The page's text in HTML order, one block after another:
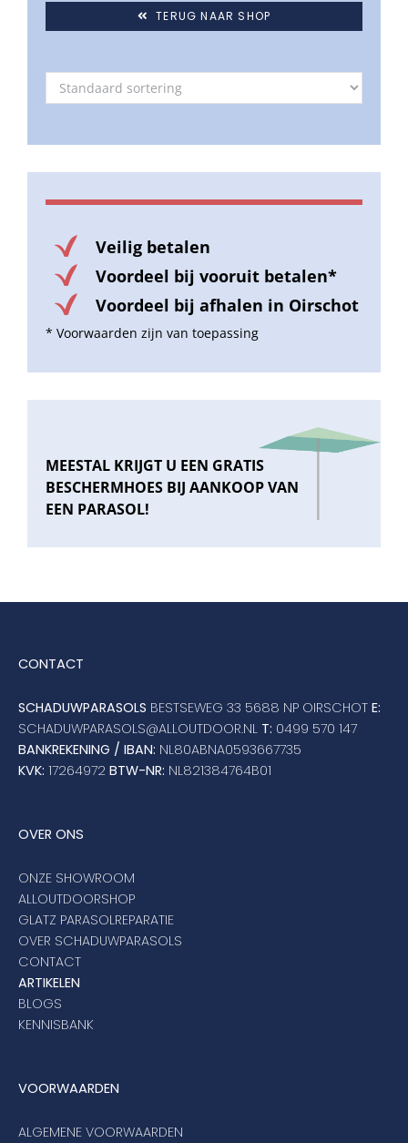
TERUG NAAR SHOP
Veilig betalen
Voordeel bij vooruit betalen*
Voordeel bij afhalen in Oirschot
* Voorwaarden zijn van toepassing
MEESTAL KRIJGT U EEN GRATIS
BESCHERMHOES BIJ AANKOOP VAN
EEN PARASOL!
CONTACT
SCHADUWPARASOLS BESTSEWEG 33 5688 NP OIRSCHOT E:
SCHADUWPARASOLS@ALLOUTDOOR.NL T: 0499 570 147
BANKREKENING / IBAN: NL80ABNA0593667735
KVK: 17264972 BTW-NR: NL821384764B01
OVER ONS
ONZE SHOWROOM
ALLOUTDOORSHOP
GLATZ PARASOLREPARATIE
OVER SCHADUWPARASOLS
CONTACT
ARTIKELEN
BLOGS
KENNISBANK
VOORWAARDEN
ALGEMENE VOORWAARDEN